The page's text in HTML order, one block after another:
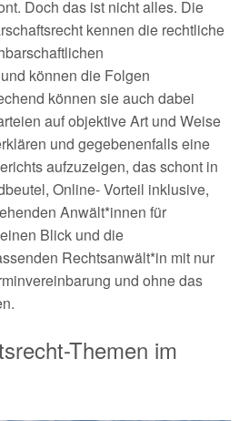
Doch das ist nicht alles. Die
kennen die rechtliche
können die Folgen
können sie auch dabei
auf objektive Art und Weise
und gegebenenfalls eine
aufzuzeigen, das schont in
Online- Vorteil inklusive,
Anwält*innen für
Blick und die
Rechtsanwält*in mit nur
und ohne das
Themen im